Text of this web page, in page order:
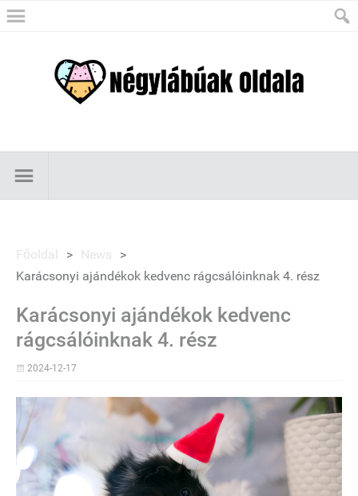
Főoldal > News
>
Karácsonyi ajándékok kedvenc rágcsálóinknak 4. rész
Karácsonyi ajándékok kedvenc
rágcsálóinknak 4. rész
2024-12-17